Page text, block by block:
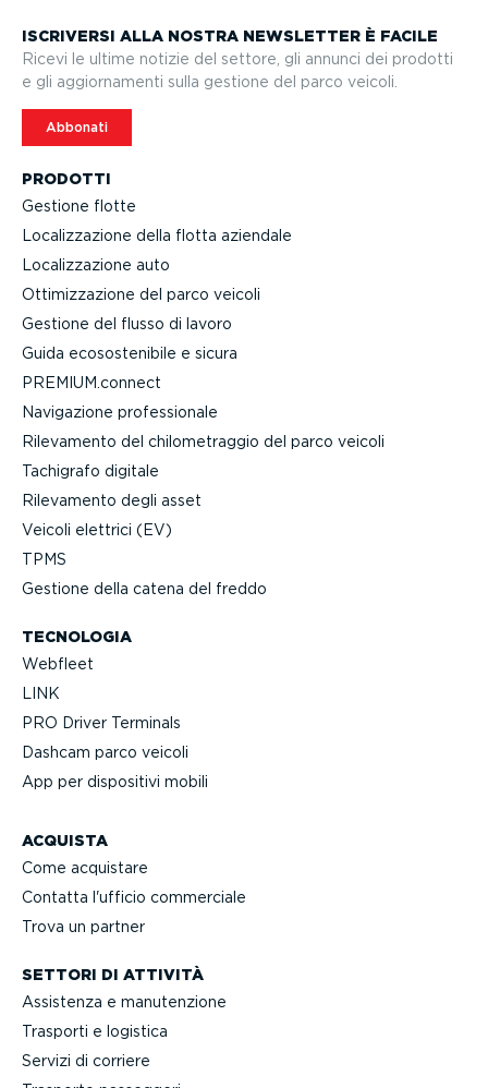
PRODOTTI
Gestione flotte
Localiz­za­zione della flotta aziendale
Localiz­za­zione auto
Ottimiz­za­zione del parco veicoli
Gestione del flusso di lavoro
Guida ecoso­ste­nibile e sicura
PREMIUM.connect
Navigazione profes­sionale
Rilevamento del chilo­me­traggio del parco veicoli
Tachigrafo digitale
Rilevamento degli asset
Veicoli elettrici (EV)
TPMS
Gestione della catena del freddo
TECNOLOGIA
Webfleet
LINK
PRO Driver Terminals
Dashcam parco veicoli
App per dispositivi mobili
ACQUISTA
Come acquistare
Contatta l'ufficio commerciale
Trova un partner
SETTORI DI ATTIVITÀ
Assistenza e manuten­zione
Trasporti e logistica
Servizi di corriere
ISCRIVERSI ALLA NOSTRA NEWSLETTER È FACILE
Ricevi le ultime notizie del settore, gli annunci dei prodotti
e gli aggior­na­menti sulla gestione del parco veicoli.
Abbonati